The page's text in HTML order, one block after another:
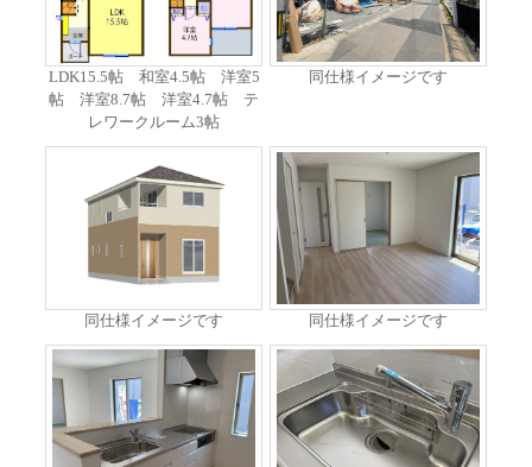
LDK15.5帖 和室4.5帖 洋室5
帖 洋室8.7帖 洋室4.7帖 テ
レワークルーム3帖
同仕様イメージです
同仕様イメージです 同仕様イメージです